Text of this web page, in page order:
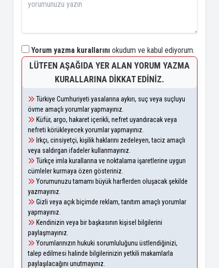
Yorum yazma kurallarını okudum ve kabul ediyorum.
LÜTFEN AŞAĞIDA YER ALAN YORUM YAZMA
KURALLARINA DIKKAT EDINIZ.
Türkiye Cumhuriyeti yasalarına aykırı, suç veya suçluyu
övme amaçlı yorumlar yapmayınız.
Küfür, argo, hakaret içerikli, nefret uyandıracak veya
nefreti körükleyecek yorumlar yapmayınız.
Irkçı, cinsiyetçi, kişilik haklarını zedeleyen, taciz amaçlı
veya saldırgan ifadeler kullanmayınız.
Türkçe imla kurallarına ve noktalama işaretlerine uygun
cümleler kurmaya özen gösteriniz.
Yorumunuzu tamamı büyük harflerden oluşacak şekilde
yazmayınız.
Gizli veya açık biçimde reklam, tanıtım amaçlı yorumlar
yapmayınız.
Kendinizin veya bir başkasının kişisel bilgilerini
paylaşmayınız.
Yorumlarınızın hukuki sorumluluğunu üstlendiğinizi,
talep edilmesi halinde bilgilerinizin yetkili makamlarla
paylaşılacağını unutmayınız.